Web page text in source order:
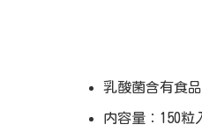
乳酸菌含有食品
内容量：150粒